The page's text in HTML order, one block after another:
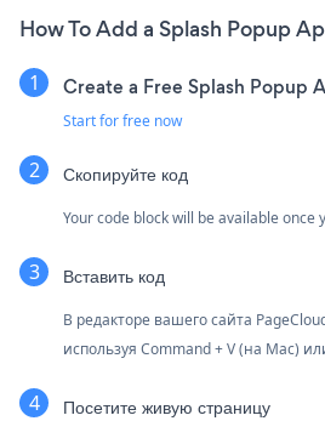
How To Add a Splash Popup
Create a Free Splash Popup
Start for free now
Скопируйте код
Your code block will be available once
Вставить код
В редакторе вашего сайта
используя Command + V (на Mac)
Посетите живую страницу